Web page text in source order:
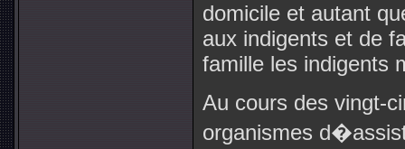
domicile et autant
aux indigents et de
famille les indigents
Au cours des vingt-
organismes